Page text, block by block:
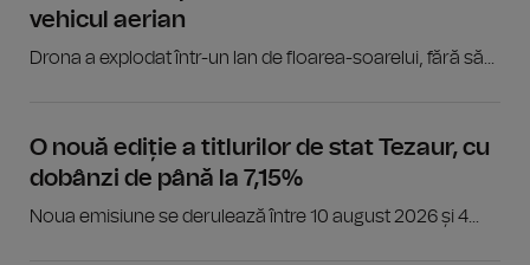
vehicul aerian
Drona a explodat într-un lan de floarea-soarelui, fără să...
O nouă ediție a titlurilor de stat Tezaur, cu
dobânzi de până la 7,15%
Noua emisiune se derulează între 10 august 2026 și 4...